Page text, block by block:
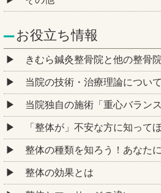
お役立ち情報
きむら鍼灸整骨院と他の整骨
当院の技術・治療理論について
当院独自の施術「重心バラン
「整体が」不安な方に知って
整体の種類を知ろう！あなた
整体の効果とは